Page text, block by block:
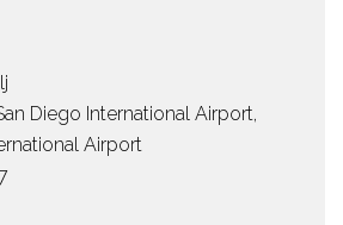
Diego International Airport,
Airport